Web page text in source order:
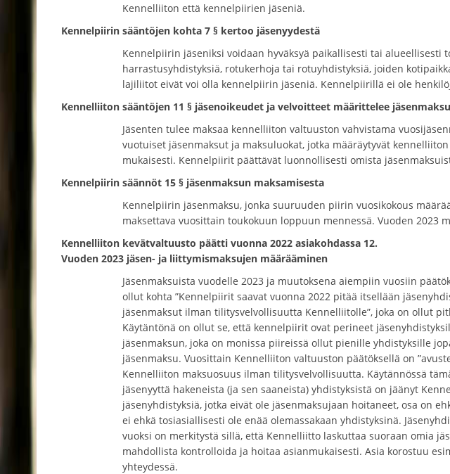
Kennelliiton että kennelpiirien jäseniä.
Kennelpiirin sääntöjen kohta 7 § kertoo jäsenyydestä
Kennelpiirin jäseniksi voidaan hyväksyä paikallisesti tai alueellisesti
harrastusyhdistyksiä, rotukerhoja tai rotuyhdistyksiä, joiden
lajiliitot eivät voi olla kennelpiirin jäseniä. Kennelpiirillä ei ole
Kennelliiton sääntöjen 11 § jäsenoikeudet ja velvoitteet määrittelee
Jäsenten tulee maksaa kennelliiton valtuuston vahvistama
vuotuiset jäsenmaksut ja maksuluokat, jotka määräytyvät
mukaisesti. Kennelpiirit päättävät luonnollisesti omista
Kennelpiirin säännöt 15 § jäsenmaksun maksamisesta
Kennelpiirin jäsenmaksu, jonka suuruuden piirin vuosikokous
maksettava vuosittain toukokuun loppuun mennessä. Vuoden 2023
Kennelliiton kevätvaltuusto päätti vuonna 2022 asiakohdassa 12.
Vuoden 2023 jäsen- ja liittymismaksujen määrääminen
Jäsenmaksuista vuodelle 2023 ja muutoksena aiempiin vuosiin
ollut kohta ”Kennelpiirit saavat vuonna 2022 pitää itsellään
jäsenmaksut ilman tilitysvelvollisuutta Kennelliitolle”, joka on ollut
Käytäntönä on ollut se, että kennelpiirit ovat perineet
jäsenmaksun, joka on monissa piireissä ollut pienille yhdistyksille
jäsenmaksu. Vuosittain Kennelliiton valtuuston päätöksellä on
Kennelliiton maksuosuus ilman tilitysvelvollisuutta. Käytännössä
jäsenyyttä hakeneista (ja sen saaneista) yhdistyksistä on jäänyt
jäsenyhdistyksiä, jotka eivät ole jäsenmaksujaan hoitaneet, osa on
ei ehkä tosiasiallisesti ole enää olemassakaan yhdistyksinä.
vuoksi on merkitystä sillä, että Kennelliitto laskuttaa suoraan omia
mahdollista kontrolloida ja hoitaa asianmukaisesti. Asia korostuu
yhteydessä.